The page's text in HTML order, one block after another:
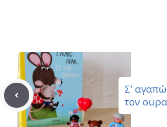
Σ’
τον